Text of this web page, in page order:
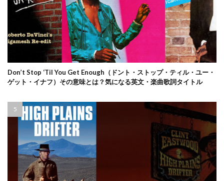
Don’t Stop ‘Til You Get Enough（ドント・ストップ・ティル・ユー・
ゲット・イナフ）その意味とは？気になる英文・楽曲歌詞タイトル